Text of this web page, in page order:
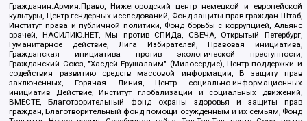
Гражданин.Армия.Право, Нижегородский центр немецкой и европейской
культуры, Центр гендерных исследований, Фонд защиты прав граждан Штаб,
Институт права и публичной политики, Фонд борьбы с коррупцией, Альянс
врачей, НАСИЛИЮ.НЕТ, Мы против СПИДа, СВЕЧА, Открытый Петербург,
Гуманитарное действие, Лига Избирателей, Правовая инициатива,
Гражданская инициатива против экологической преступности,
Гражданский Союз, "Хасдей Ерушалаим" (Милосердие), Центр поддержки и
содействия развитию средств массовой информации, В защиту прав
заключенных, Горячая Линия, Центр социально-информационных
инициатив Действие, Институт глобализации и социальных движений,
ВМЕСТЕ, Благотворительный фонд охраны здоровья и защиты прав
граждан, Благотворительный фонд помощи осужденным и их семьям, Фонд